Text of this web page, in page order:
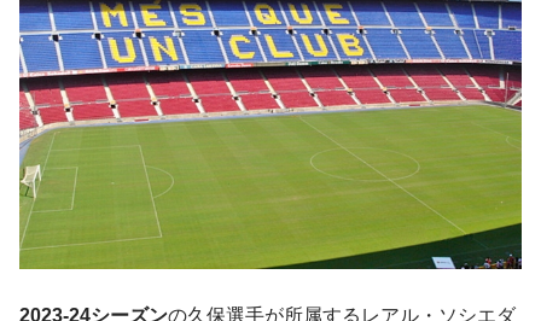
2023-24シーズンの久保選手が所属するレアル・ソシエダ